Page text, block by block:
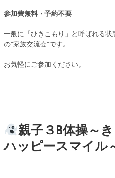
参加費無料・予約不要
一般に「ひきこもり」と呼ばれる
の”家族交流会”です。
お気軽にご参加ください。
親子３B体操～
ハッピースマイル